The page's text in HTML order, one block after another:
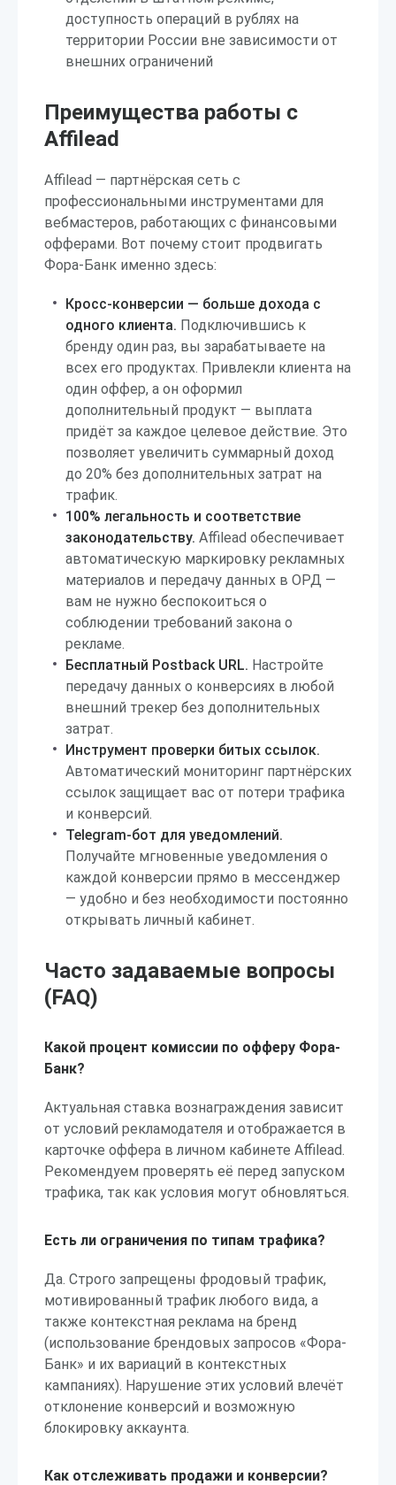
доступность операций в рублях на
территории России вне зависимости от
внешних ограничений
Преимущества работы с
Affilead
Affilead — партнёрская сеть с
профессиональными инструментами для
вебмастеров, работающих с финансовыми
офферами. Вот почему стоит продвигать
Фора-Банк именно здесь:
Кросс-конверсии — больше дохода с
одного клиента. Подключившись к
бренду один раз, вы зарабатываете на
всех его продуктах. Привлекли клиента на
один оффер, а он оформил
дополнительный продукт — выплата
придёт за каждое целевое действие. Это
позволяет увеличить суммарный доход
до 20% без дополнительных затрат на
трафик.
100% легальность и соответствие
законодательству. Affilead обеспечивает
автоматическую маркировку рекламных
материалов и передачу данных в ОРД —
вам не нужно беспокоиться о
соблюдении требований закона о
рекламе.
Бесплатный Postback URL. Настройте
передачу данных о конверсиях в любой
внешний трекер без дополнительных
затрат.
Инструмент проверки битых ссылок.
Автоматический мониторинг партнёрских
ссылок защищает вас от потери трафика
и конверсий.
Telegram-бот для уведомлений.
Получайте мгновенные уведомления о
каждой конверсии прямо в мессенджер
— удобно и без необходимости постоянно
открывать личный кабинет.
Часто задаваемые вопросы
(FAQ)
Какой процент комиссии по офферу Фора-
Банк?
Актуальная ставка вознаграждения зависит
от условий рекламодателя и отображается в
карточке оффера в личном кабинете Affilead.
Рекомендуем проверять её перед запуском
трафика, так как условия могут обновляться.
Есть ли ограничения по типам трафика?
Да. Строго запрещены фродовый трафик,
мотивированный трафик любого вида, а
также контекстная реклама на бренд
(использование брендовых запросов «Фора-
Банк» и их вариаций в контекстных
кампаниях). Нарушение этих условий влечёт
отклонение конверсий и возможную
блокировку аккаунта.
Как отслеживать продажи и конверсии?